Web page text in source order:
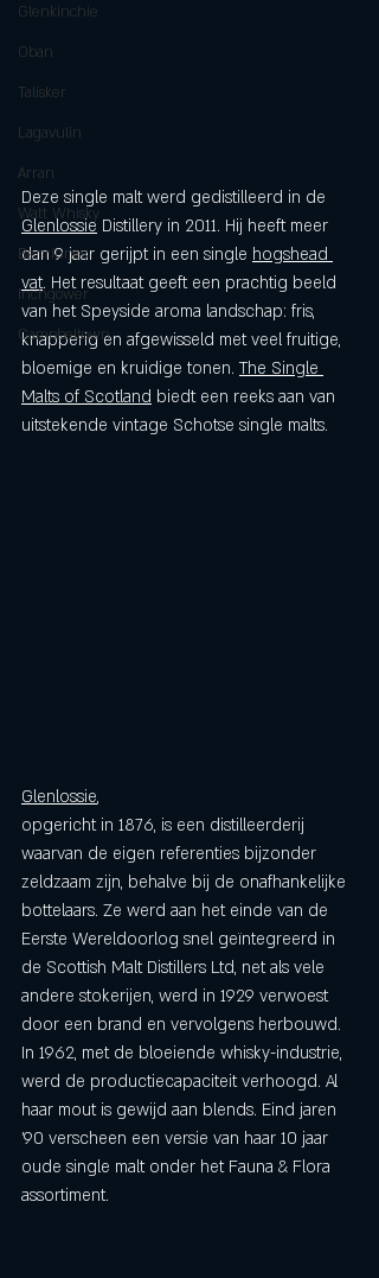
Glenkinchie
Oban
Talisker
Lagavulin
Arran
Watt Whisky
Benrinnes
Inchgower
Campbeltown
Deze single malt werd gedistilleerd in de
Glenlossie Distillery in 2011. Hij heeft meer
dan 9 jaar gerijpt in een single hogshead
vat. Het resultaat geeft een prachtig beeld
van het Speyside aroma landschap: fris,
knapperig en afgewisseld met veel fruitige,
bloemige en kruidige tonen. The Single
Malts of Scotland biedt een reeks aan van
uitstekende vintage Schotse single malts.
Glenlossie,
opgericht in 1876, is een distilleerderij
waarvan de eigen referenties bijzonder
zeldzaam zijn, behalve bij de onafhankelijke
bottelaars. Ze werd aan het einde van de
Eerste Wereldoorlog snel geïntegreerd in
de Scottish Malt Distillers Ltd, net als vele
andere stokerijen, werd in 1929 verwoest
door een brand en vervolgens herbouwd.
In 1962, met de bloeiende whisky-industrie,
werd de productiecapaciteit verhoogd. Al
haar mout is gewijd aan blends. Eind jaren
'90 verscheen een versie van haar 10 jaar
oude single malt onder het Fauna & Flora
assortiment.